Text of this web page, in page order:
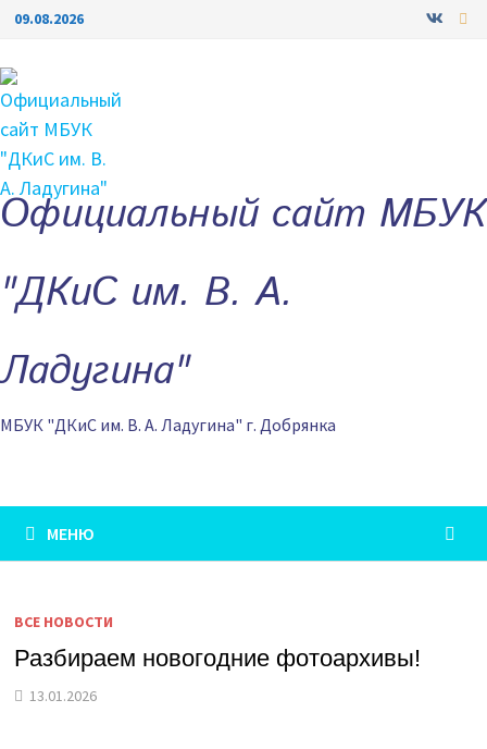
Перейти
содержимому
09.08.2026
Официальный сайт МБУК
"ДКиС им. В. А.
Ладугина"
МБУК "ДКиС им. В. А. Ладугина" г. Добрянка
МЕНЮ
ВСЕ НОВОСТИ
Разбираем новогодние фотоархивы!
13.01.2026